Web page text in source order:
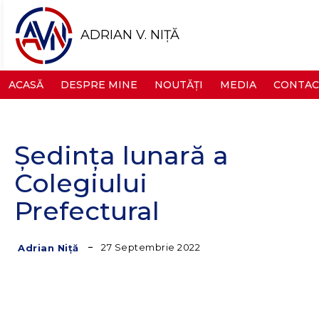
ADRIAN V. NIȚĂ
ACASĂ DESPRE MINE NOUTĂȚI MEDIA
Ședința lunară a
Colegiului
Prefectural
Adrian Niță 27 Septembrie 2022